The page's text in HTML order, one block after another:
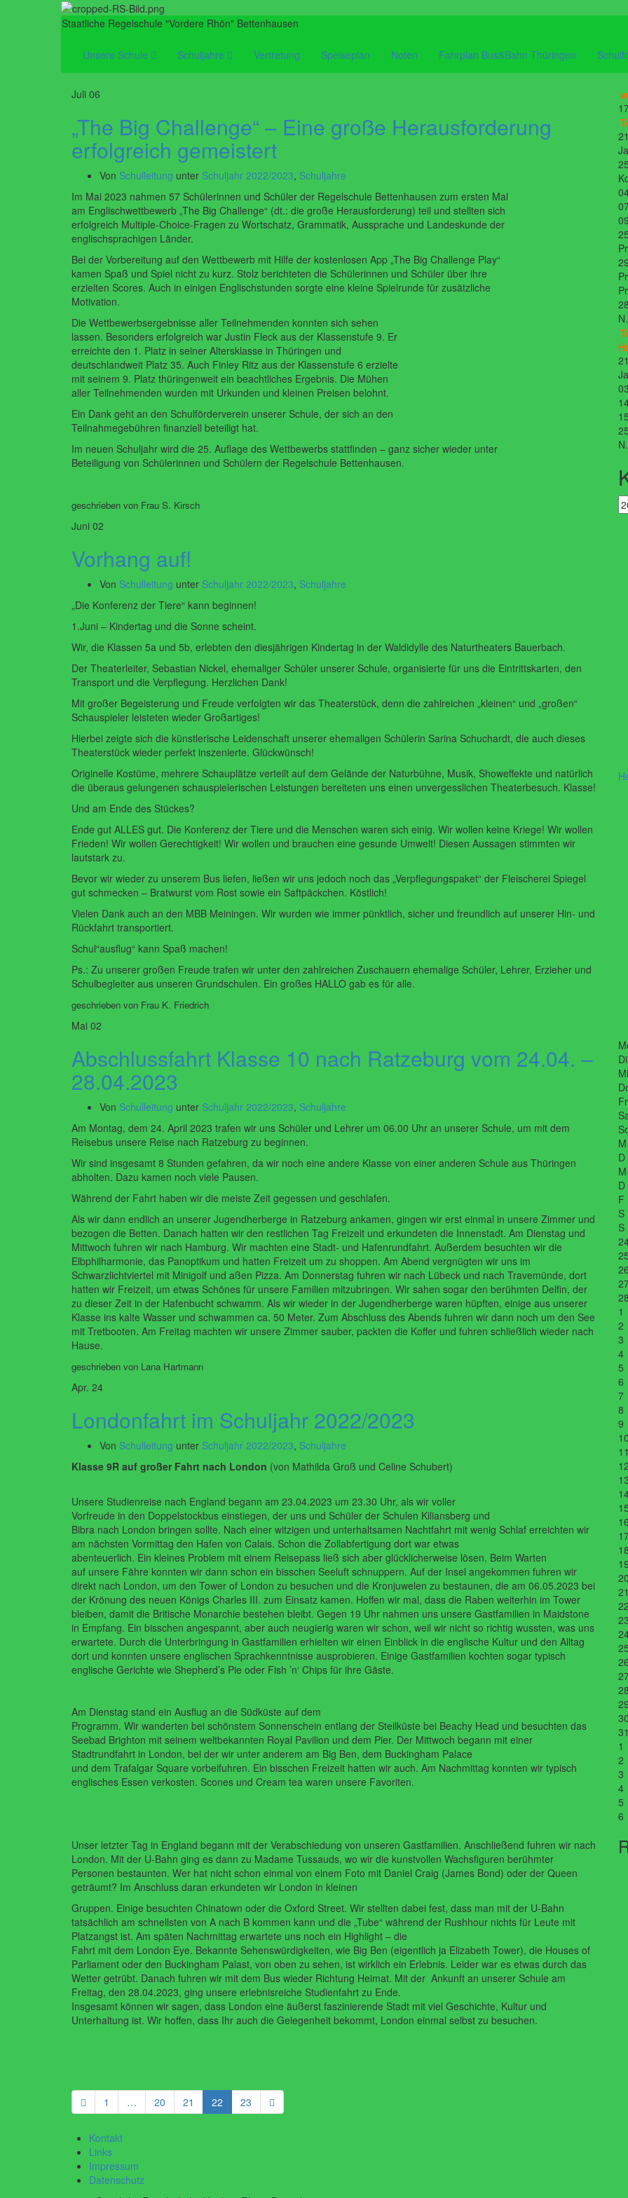
Staatliche Regelschule "Vordere Rhön" Bettenhausen
Unsere Schule Schuljahre Vertretung Speiseplan Noten Fahrplan Bus&Bahn Thüringen
Juli 06
„The Big Challenge“ – Eine große Herausforderung
erfolgreich gemeistert
Von Schulleitung unter Schuljahr 2022/2023, Schuljahre
Im Mai 2023 nahmen 57 Schülerinnen und Schüler der Regelschule Bettenhausen zum ersten Mal
am Englischwettbewerb „The Big Challenge“ (dt.: die große Herausforderung) teil und stellten sich
erfolgreich Multiple-Choice-Fragen zu Wortschatz, Grammatik, Aussprache und Landeskunde der
englischsprachigen Länder.
Bei der Vorbereitung auf den Wettbewerb mit Hilfe der kostenlosen App „The Big Challenge Play“
kamen Spaß und Spiel nicht zu kurz. Stolz berichteten die Schülerinnen und Schüler über ihre
erzielten Scores. Auch in einigen Englischstunden sorgte eine kleine Spielrunde für zusätzliche
Motivation.
Die Wettbewerbsergebnisse aller Teilnehmenden konnten sich sehen
lassen. Besonders erfolgreich war Justin Fleck aus der Klassenstufe 9. Er
erreichte den 1. Platz in seiner Altersklasse in Thüringen und
deutschlandweit Platz 35. Auch Finley Ritz aus der Klassenstufe 6 erzielte
mit seinem 9. Platz thüringenweit ein beachtliches Ergebnis. Die Mühen
aller Teilnehmenden wurden mit Urkunden und kleinen Preisen belohnt.
Ein Dank geht an den Schulförderverein unserer Schule, der sich an den
Teilnahmegebühren finanziell beteiligt hat.
Im neuen Schuljahr wird die 25. Auflage des Wettbewerbs stattfinden – ganz sicher wieder unter
Beteiligung von Schülerinnen und Schülern der Regelschule Bettenhausen.
geschrieben von Frau S. Kirsch
Juni 02
Vorhang auf!
Von Schulleitung unter Schuljahr 2022/2023, Schuljahre
„Die Konferenz der Tiere“ kann beginnen!
1.Juni – Kindertag und die Sonne scheint.
Wir, die Klassen 5a und 5b, erlebten den diesjährigen Kindertag in der Waldidylle des Naturtheaters Bauerbach.
Der Theaterleiter, Sebastian Nickel, ehemaliger Schüler unserer Schule, organisierte für uns die Eintrittskarten, den
Transport und die Verpflegung. Herzlichen Dank!
Mit großer Begeisterung und Freude verfolgten wir das Theaterstück, denn die zahlreichen „kleinen“ und „großen“
Schauspieler leisteten wieder Großartiges!
Hierbei zeigte sich die künstlerische Leidenschaft unserer ehemaligen Schülerin Sarina Schuchardt, die auch dieses
Theaterstück wieder perfekt inszenierte. Glückwünsch!
Originelle Kostüme, mehrere Schauplätze verteilt auf dem Gelände der Naturbühne, Musik, Showeffekte und natürlich
die überaus gelungenen schauspielerischen Leistungen bereiteten uns einen unvergesslichen Theaterbesuch. Klasse!
Und am Ende des Stückes?
Ende gut ALLES gut. Die Konferenz der Tiere und die Menschen waren sich einig. Wir wollen keine Kriege! Wir wollen
Frieden! Wir wollen Gerechtigkeit! Wir wollen und brauchen eine gesunde Umwelt! Diesen Aussagen stimmten wir
lautstark zu.
Bevor wir wieder zu unserem Bus liefen, ließen wir uns jedoch noch das „Verpflegungspaket“ der Fleischerei Spiegel
gut schmecken – Bratwurst vom Rost sowie ein Saftpäckchen. Köstlich!
Vielen Dank auch an den MBB Meiningen. Wir wurden wie immer pünktlich, sicher und freundlich auf unserer Hin- und
Rückfahrt transportiert.
Schul“ausflug“ kann Spaß machen!
Ps.: Zu unserer großen Freude trafen wir unter den zahlreichen Zuschauern ehemalige Schüler, Lehrer, Erzieher und
Schulbegleiter aus unseren Grundschulen. Ein großes HALLO gab es für alle.
geschrieben von Frau K. Friedrich
Mai 02
Abschlussfahrt Klasse 10 nach Ratzeburg vom 24.04. –
28.04.2023
Von Schulleitung unter Schuljahr 2022/2023, Schuljahre
Am Montag, dem 24. April 2023 trafen wir uns Schüler und Lehrer um 06.00 Uhr an unserer Schule, um mit dem
Reisebus unsere Reise nach Ratzeburg zu beginnen.
Wir sind insgesamt 8 Stunden gefahren, da wir noch eine andere Klasse von einer anderen Schule aus Thüringen
abholten. Dazu kamen noch viele Pausen.
Während der Fahrt haben wir die meiste Zeit gegessen und geschlafen.
Als wir dann endlich an unserer Jugendherberge in Ratzeburg ankamen, gingen wir erst einmal in unsere Zimmer und
bezogen die Betten. Danach hatten wir den restlichen Tag Freizeit und erkundeten die Innenstadt. Am Dienstag und
Mittwoch fuhren wir nach Hamburg. Wir machten eine Stadt- und Hafenrundfahrt. Außerdem besuchten wir die
Elbphilharmonie, das Panoptikum und hatten Freizeit um zu shoppen. Am Abend vergnügten wir uns im
Schwarzlichtviertel mit Minigolf und aßen Pizza. Am Donnerstag fuhren wir nach Lübeck und nach Travemünde, dort
hatten wir Freizeit, um etwas Schönes für unsere Familien mitzubringen. Wir sahen sogar den berühmten Delfin, der
zu dieser Zeit in der Hafenbucht schwamm. Als wir wieder in der Jugendherberge waren hüpften, einige aus unserer
Klasse ins kalte Wasser und schwammen ca. 50 Meter. Zum Abschluss des Abends fuhren wir dann noch um den See
mit Tretbooten. Am Freitag machten wir unsere Zimmer sauber, packten die Koffer und fuhren schließlich wieder nach
Hause.
geschrieben von Lana Hartmann
Apr. 24
Londonfahrt im Schuljahr 2022/2023
Von Schulleitung unter Schuljahr 2022/2023, Schuljahre
Klasse 9R auf großer Fahrt nach London (von Mathilda Groß und Celine Schubert)
Unsere Studienreise nach England begann am 23.04.2023 um 23.30 Uhr, als wir voller
Vorfreude in den Doppelstockbus einstiegen, der uns und Schüler der Schulen Kiliansberg und
Bibra nach London bringen sollte. Nach einer witzigen und unterhaltsamen Nachtfahrt mit wenig Schlaf erreichten wir
am nächsten Vormittag den Hafen von Calais. Schon die Zollabfertigung dort war etwas
abenteuerlich. Ein kleines Problem mit einem Reisepass ließ sich aber glücklicherweise lösen. Beim Warten
auf unsere Fähre konnten wir dann schon ein bisschen Seeluft schnuppern. Auf der Insel angekommen fuhren wir
direkt nach London, um den Tower of London zu besuchen und die Kronjuwelen zu bestaunen, die am 06.05.2023 bei
der Krönung des neuen Königs Charles III. zum Einsatz kamen. Hoffen wir mal, dass die Raben weiterhin im Tower
bleiben, damit die Britische Monarchie bestehen bleibt. Gegen 19 Uhr nahmen uns unsere Gastfamilien in Maidstone
in Empfang. Ein bisschen angespannt, aber auch neugierig waren wir schon, weil wir nicht so richtig wussten, was uns
erwartete. Durch die Unterbringung in Gastfamilien erhielten wir einen Einblick in die englische Kultur und den Alltag
dort und konnten unsere englischen Sprachkenntnisse ausprobieren. Einige Gastfamilien kochten sogar typisch
englische Gerichte wie Shepherd’s Pie oder Fish ’n‘ Chips für ihre Gäste.
Am Dienstag stand ein Ausflug an die Südküste auf dem
Programm. Wir wanderten bei schönstem Sonnenschein entlang der Steilküste bei Beachy Head und besuchten das
Seebad Brighton mit seinem weltbekannten Royal Pavilion und dem Pier. Der Mittwoch begann mit einer
Stadtrundfahrt in London, bei der wir unter anderem am Big Ben, dem Buckingham Palace
und dem Trafalgar Square vorbeifuhren. Ein bisschen Freizeit hatten wir auch. Am Nachmittag konnten wir typisch
englisches Essen verkosten. Scones und Cream tea waren unsere Favoriten.
Unser letzter Tag in England begann mit der Verabschiedung von unseren Gastfamilien. Anschließend fuhren wir nach
London. Mit der U-Bahn ging es dann zu Madame Tussauds, wo wir die kunstvollen Wachsfiguren berühmter
Personen bestaunten. Wer hat nicht schon einmal von einem Foto mit Daniel Craig (James Bond) oder der Queen
geträumt? Im Anschluss daran erkundeten wir London in kleinen
Gruppen. Einige besuchten Chinatown oder die Oxford Street. Wir stellten dabei fest, dass man mit der U-Bahn
tatsächlich am schnellsten von A nach B kommen kann und die „Tube“ während der Rushhour nichts für Leute mit
Platzangst ist. Am späten Nachmittag erwartete uns noch ein Highlight – die
Fahrt mit dem London Eye. Bekannte Sehenswürdigkeiten, wie Big Ben (eigentlich ja Elizabeth Tower), die Houses of
Parliament oder den Buckingham Palast, von oben zu sehen, ist wirklich ein Erlebnis. Leider war es etwas durch das
Wetter getrübt. Danach fuhren wir mit dem Bus wieder Richtung Heimat. Mit der Ankunft an unserer Schule am
Freitag, den 28.04.2023, ging unsere erlebnisreiche Studienfahrt zu Ende.
Insgesamt können wir sagen, dass London eine äußerst faszinierende Stadt mit viel Geschichte, Kultur und
Unterhaltung ist. Wir hoffen, dass Ihr auch die Gelegenheit bekommt, London einmal selbst zu besuchen.
1 … 20 21 22 23
M
D
M
D
F
S
S
1
2
3
4
5
6
7
8
9
1
2
3
4
5
6
Kontakt
Links
Impressum
Datenschutz